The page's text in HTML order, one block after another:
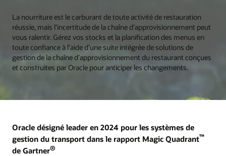
La nourriture est le carburant de toute activité de restauration
réussie, mais l’incertitude de la chaîne d’approvisionnement peut
vous ralentir. Gérez vos stocks et la planification des menus en
toute confiance à l’aide d’une suite intégrée de solutions de
gestion de la chaîne d’approvisionnement du restaurant conçues
et construites par Oracle pour anticiper les changements.
Oracle désigné leader en 2024 pour les systèmes de
gestion du transport dans le rapport Magic Quadrant™
de Gartner®